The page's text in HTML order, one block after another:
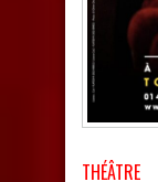
THÉÂTRE